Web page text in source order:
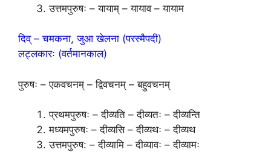
उत्तमपुरुषः – यायाम् – यायाव – यायाम
दिव् – चमकना, जुआ खेलना (परस्मैपदी)
लट्लकारः (वर्तमानकाल)
पुरुषः – एकवचनम् – द्विवचनम् – बहुवचनम्
प्रथमपुरुषः – दीव्यति – दीव्यतः – दीव्यन्ति
मध्यमपुरुषः – दीव्यसि – दीव्यथः – दीव्यथ
उत्तमपुरुष: – दीव्यामि – दीव्यावः – दीव्यामः